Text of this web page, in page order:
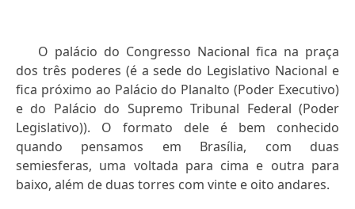
O palácio do Congresso Nacional fica na praça
dos três poderes (é a sede do Legislativo Nacional e
fica próximo ao Palácio do Planalto (Poder Executivo)
e do Palácio do Supremo Tribunal Federal (Poder
Legislativo)). O formato dele é bem conhecido
quando pensamos em Brasília, com duas
semiesferas, uma voltada para cima e outra para
baixo, além de duas torres com vinte e oito andares.